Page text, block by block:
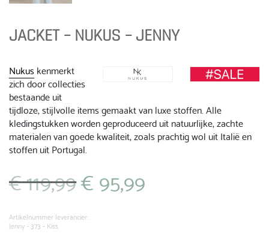
JACKET – NUKUS – JENNY
Nukuskenmerkt
zich door collecties
bestaande uit
tijdloze, stijlvolle items gemaakt van luxe stoffen. Alle
kledingstukken worden geproduceerd uit natuurlijke, zachte
materialen van goede kwaliteit, zoals prachtig wol uit Italië en
stoffen uit Portugal.
€119,99 Oorspronkelijke
prijs
€ 119,99.
€95,99
Artikelnummer leverancier:
Jenny - 373 - Kiss